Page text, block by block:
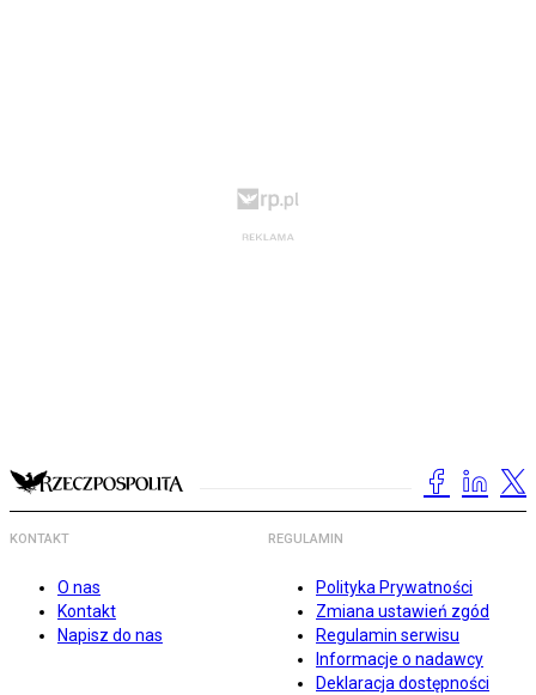
KONTAKT
O nas
Kontakt
Napisz do nas
REGULAMIN
Polityka Prywatności
Zmiana ustawień zgód
Regulamin serwisu
Informacje o nadawcy
Deklaracja dostępności